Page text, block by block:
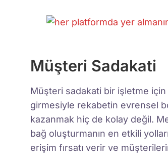
Müşteri Sadakati
Müşteri sadakati bir işletme
girmesiyle rekabetin evrensel
kazanmak hiç de kolay değil.
bağ oluşturmanın en etkili
erişim fırsatı verir ve